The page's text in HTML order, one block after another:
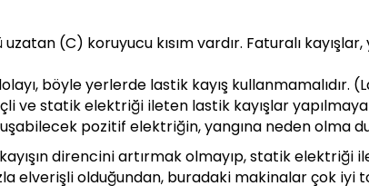
(C) koruyucu kısım vardır. Faturalı
böyle yerlerde lastik kayış kullanmamalıdır.
ve statik elektriği ileten lastik kayışlar
pozitif elektriğin, yangına neden olma
direncini artırmak olmayıp, statik elektriği
elverişli olduğundan, buradaki makinalar çok iyi